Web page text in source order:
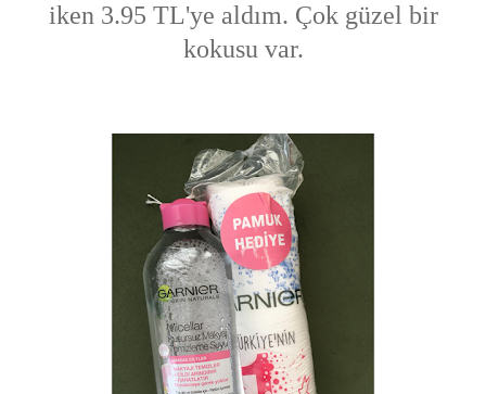
iken 3.95 TL'ye aldım. Çok güzel bir
kokusu var.